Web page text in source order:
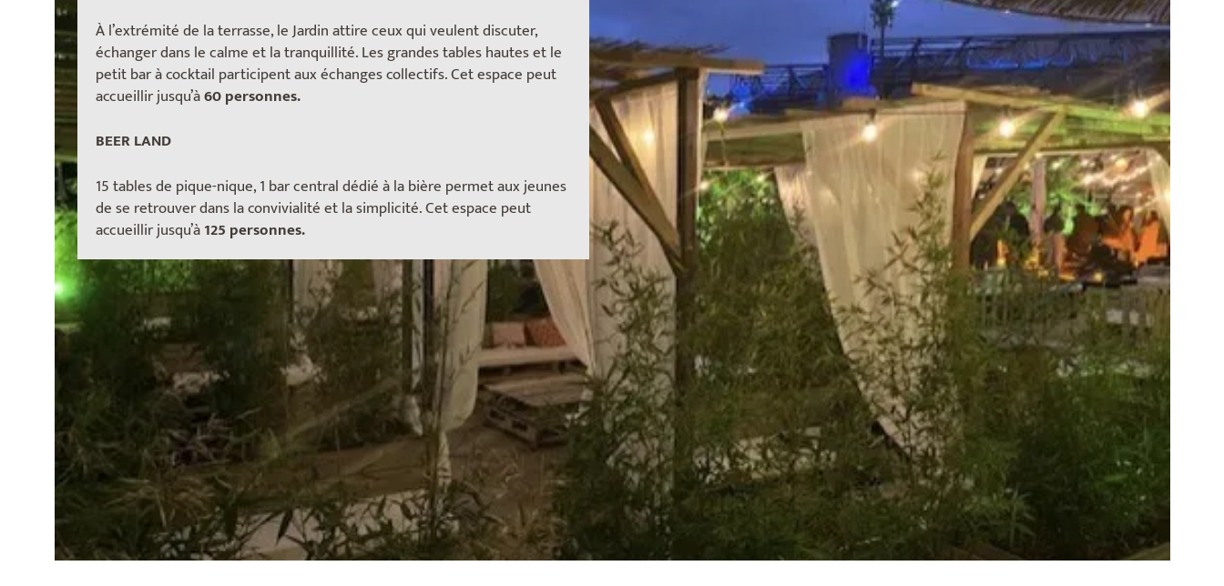
À l’extrémité de la terrasse, le Jardin attire ceux qui veulent discuter,
échanger dans le calme et la tranquillité. Les grandes tables hautes et le
petit bar à cocktail participent aux échanges collectifs. Cet espace peut
accueillir jusqu’à60 personnes.
BEER LAND
15 tables de pique-nique, 1 bar central dédié à la bière permet aux jeunes
de se retrouver dans la convivialité et la simplicité. Cet espace peut
accueillir jusqu’à125 personnes.